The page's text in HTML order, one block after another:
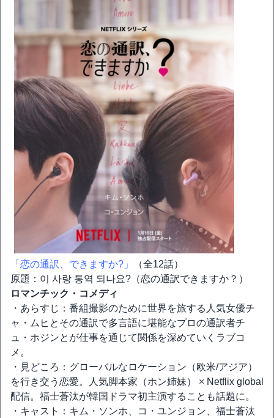
「恋の通訳、できますか?」
（全12話）
原題：이 사랑 통역 되나요?（恋の通訳できますか？）
ロマンチック・コメディ
・あらすじ：番組撮影のために世界を旅する人気女優チ
ャ・ムヒとその通訳で多言語に堪能なプロの通訳者チ
ュ・ホジンとが仕事を通じて関係を深めていくラブコ
メ。
・見どころ：グローバルなロケーション（欧米/アジア）
を行き交う恋愛。人気脚本家（ホン姉妹） × Netflix global
配信。福士蒼汰が韓国ドラマ初主演することも話題に。
・キャスト：キム・ソンホ、コ・ユンジョン、福士蒼汰